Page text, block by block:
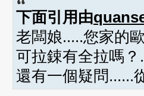
下面引用由
老闆娘.....您家的
可拉鋉有全拉嗎？
還有一個疑問......